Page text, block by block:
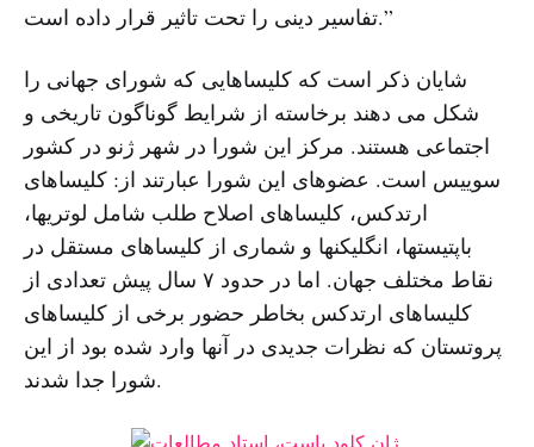
تفاسیر دینی را تحت تاثیر قرار داده است.”
شایان ذکر است که کلیساهایی که شورای جهانی را
شکل می دهند برخاسته از شرایط گوناگون تاریخی و
اجتماعی هستند. مرکز این شورا در شهر ژنو در کشور
سوییس است. عضوهای این شورا عبارتند از: کلیساهای
ارتدکس، کلیساهای اصلاح طلب شامل لوتریها،
باپتیستها، انگلیکنها و شماری از کلیساهای مستقل در
نقاط مختلف جهان. اما در حدود ۷ سال پیش تعدادی از
کلیساهای ارتدکس بخاطر حضور برخی از کلیساهای
پروتستان که نظرات جدیدی در آنها وارد شده بود از این
شورا جدا شدند.